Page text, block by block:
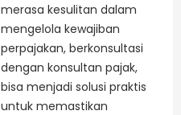
merasa kesulitan dalam
mengelola kewajiban
perpajakan, berkonsultasi
dengan konsultan pajak,
bisa menjadi solusi praktis
untuk memastikan